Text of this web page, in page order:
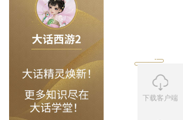
桌旁，共吃团圆饭，
年的初一，人们都早
式多种多样，有的是同
这一刻，人么们会燃
下载客户端